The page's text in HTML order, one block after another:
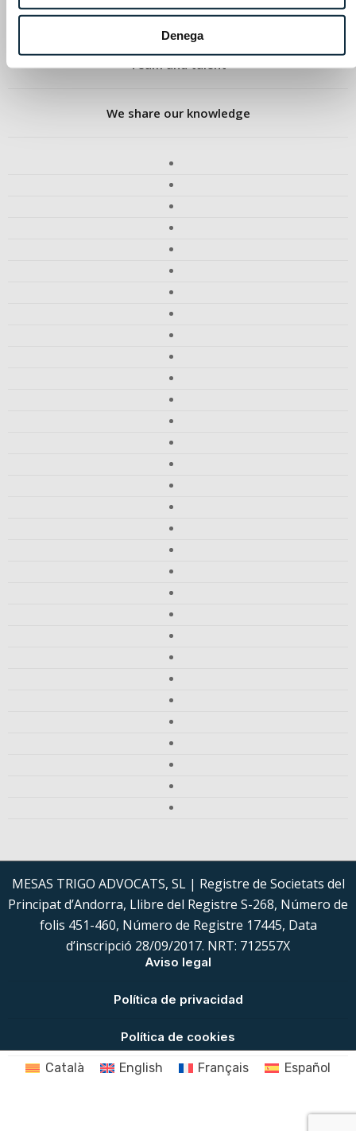
Denega
Areas and sectors
Team and talent
We share our knowledge
MESAS TRIGO ADVOCATS, SL | Registre de Societats del
Principat d’Andorra, Llibre del Registre S-268, Número de
folis 451-460, Número de Registre 17445, Data
d’inscripció 28/09/2017. NRT: 712557X
Aviso legal
Política de privacidad
Política de cookies
Català English Français Español